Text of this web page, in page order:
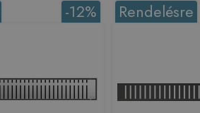
-12% Rendelésre